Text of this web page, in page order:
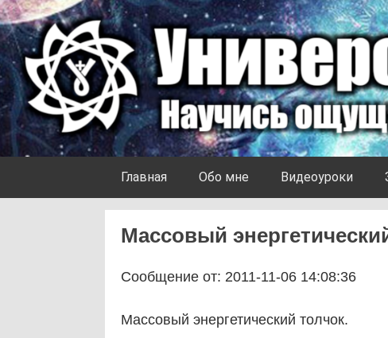
Университет Ноосферы
Главная Обо мне Видеоуроки
Массовый
Сообщение от: 2011-11-06 14:08:36
Массовый энергетический толчок.